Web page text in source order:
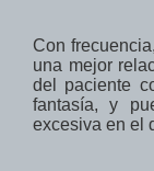
Con frecuencia,
una mejor
del paciente
fantasía, y
excesiva en el